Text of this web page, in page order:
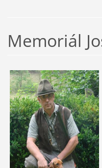
Memoriál